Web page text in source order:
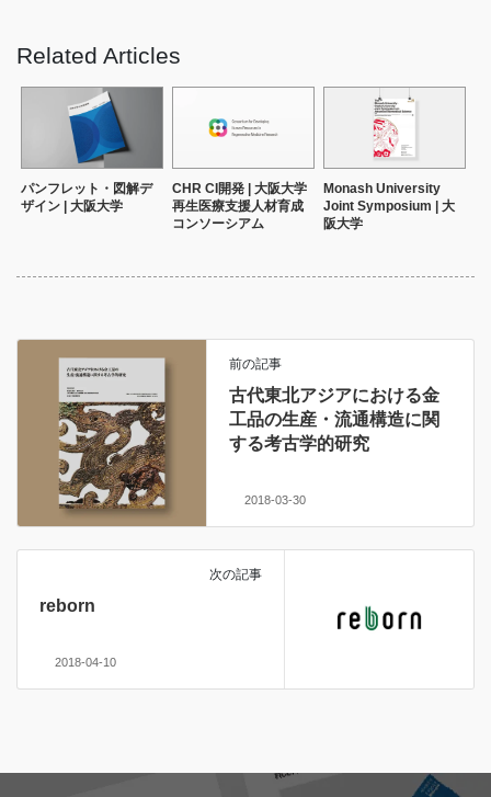
Related Articles
パンフレット・図解デ
ザイン | 大阪大学
CHR CI開発 | 大阪大学
再生医療支援人材育成
コンソーシアム
Monash University
Joint Symposium | 大
阪大学
前の記事
古代東北アジアにおける金
工品の生産・流通構造に関
する考古学的研究
2018-03-30
次の記事
reborn
2018-04-10